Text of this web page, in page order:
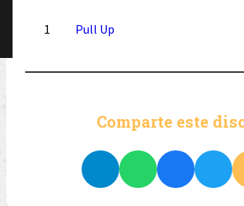
1 Pull Up
Comparte este